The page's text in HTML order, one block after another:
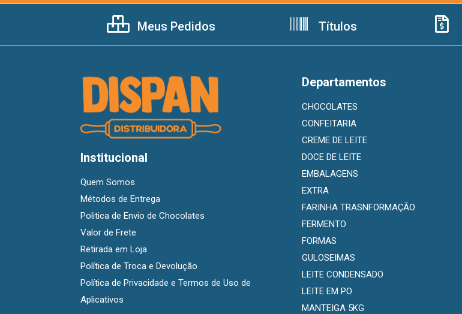
Meus Pedidos Títulos
Institucional
Quem Somos
Métodos de Entrega
Politica de Envio de Chocolates
Valor de Frete
Retirada em Loja
Política de Troca e Devolução
Política de Privacidade e Termos de Uso de
Aplicativos
Departamentos
CHOCOLATES
CONFEITARIA
CREME DE LEITE
DOCE DE LEITE
EMBALAGENS
EXTRA
FARINHA TRASNFORMAÇÃO
FERMENTO
FORMAS
GULOSEIMAS
LEITE CONDENSADO
LEITE EM PO
MANTEIGA 5KG